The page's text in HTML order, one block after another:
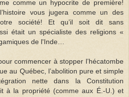
comme un hypocrite de première!
vous jugera comme un des
société! Et qu’il soit dit sans
était un spécialiste des religions «
de l'Inde…
commencer à stopper l’hécatombe
au Québec, l’abolition pure et simple
nette dans la Constitution
à la propriété (comme aux É.-U.) et